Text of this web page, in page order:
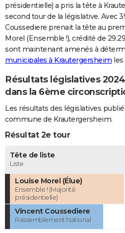
Dictionnaire
Biographies
Citations
Expressions
Proverbes
PROGRAMME TV
COPAINS D'AVANT
S'inscrire
Se connecter
Lycées
Collèges
Primaires
Universités
Entreprises
Service militaire
Avis de recherche
AVIS DE DÉCÈS
Bricolage
Lifestyle
Culture
Sport
Auto
Television
Voyage
Cinema
présidentielle) a pris la tête à
second tour de la législative. Avec
Coussediere prenait la tête au
Morel (Ensemble !), crédité de
sont maintenant amenés à
municipales à Krautergersheim
Résultats législatives
dans la 6ème
Les résultats des législatives
commune de Krautergersheim.
Résultat 2e tour
Tête de liste
Liste
Louise Morel (Élue)
Ensemble ! (Majorité
présidentielle)
Vincent Coussediere
Rassemblement National